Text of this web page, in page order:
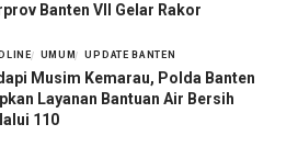
Banten VII Gelar Rakor
UMUM UPDATE BANTEN
Musim Kemarau, Polda Banten
Layanan Bantuan Air Bersih
110